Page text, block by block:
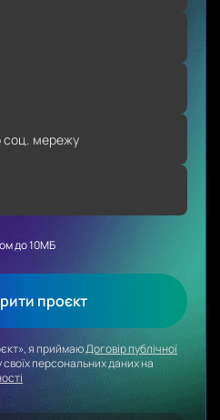
до 10МБ
проєкт
я приймаюДоговір публічної
своїх персональних даних на